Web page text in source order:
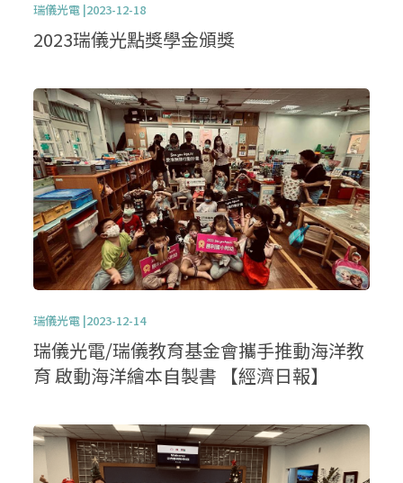
瑞儀光電 |2023-12-18
2023瑞儀光點獎學金頒獎
瑞儀光電 |2023-12-14
瑞儀光電/瑞儀教育基金會攜手推動海洋教
育 啟動海洋繪本自製書 【經濟日報】